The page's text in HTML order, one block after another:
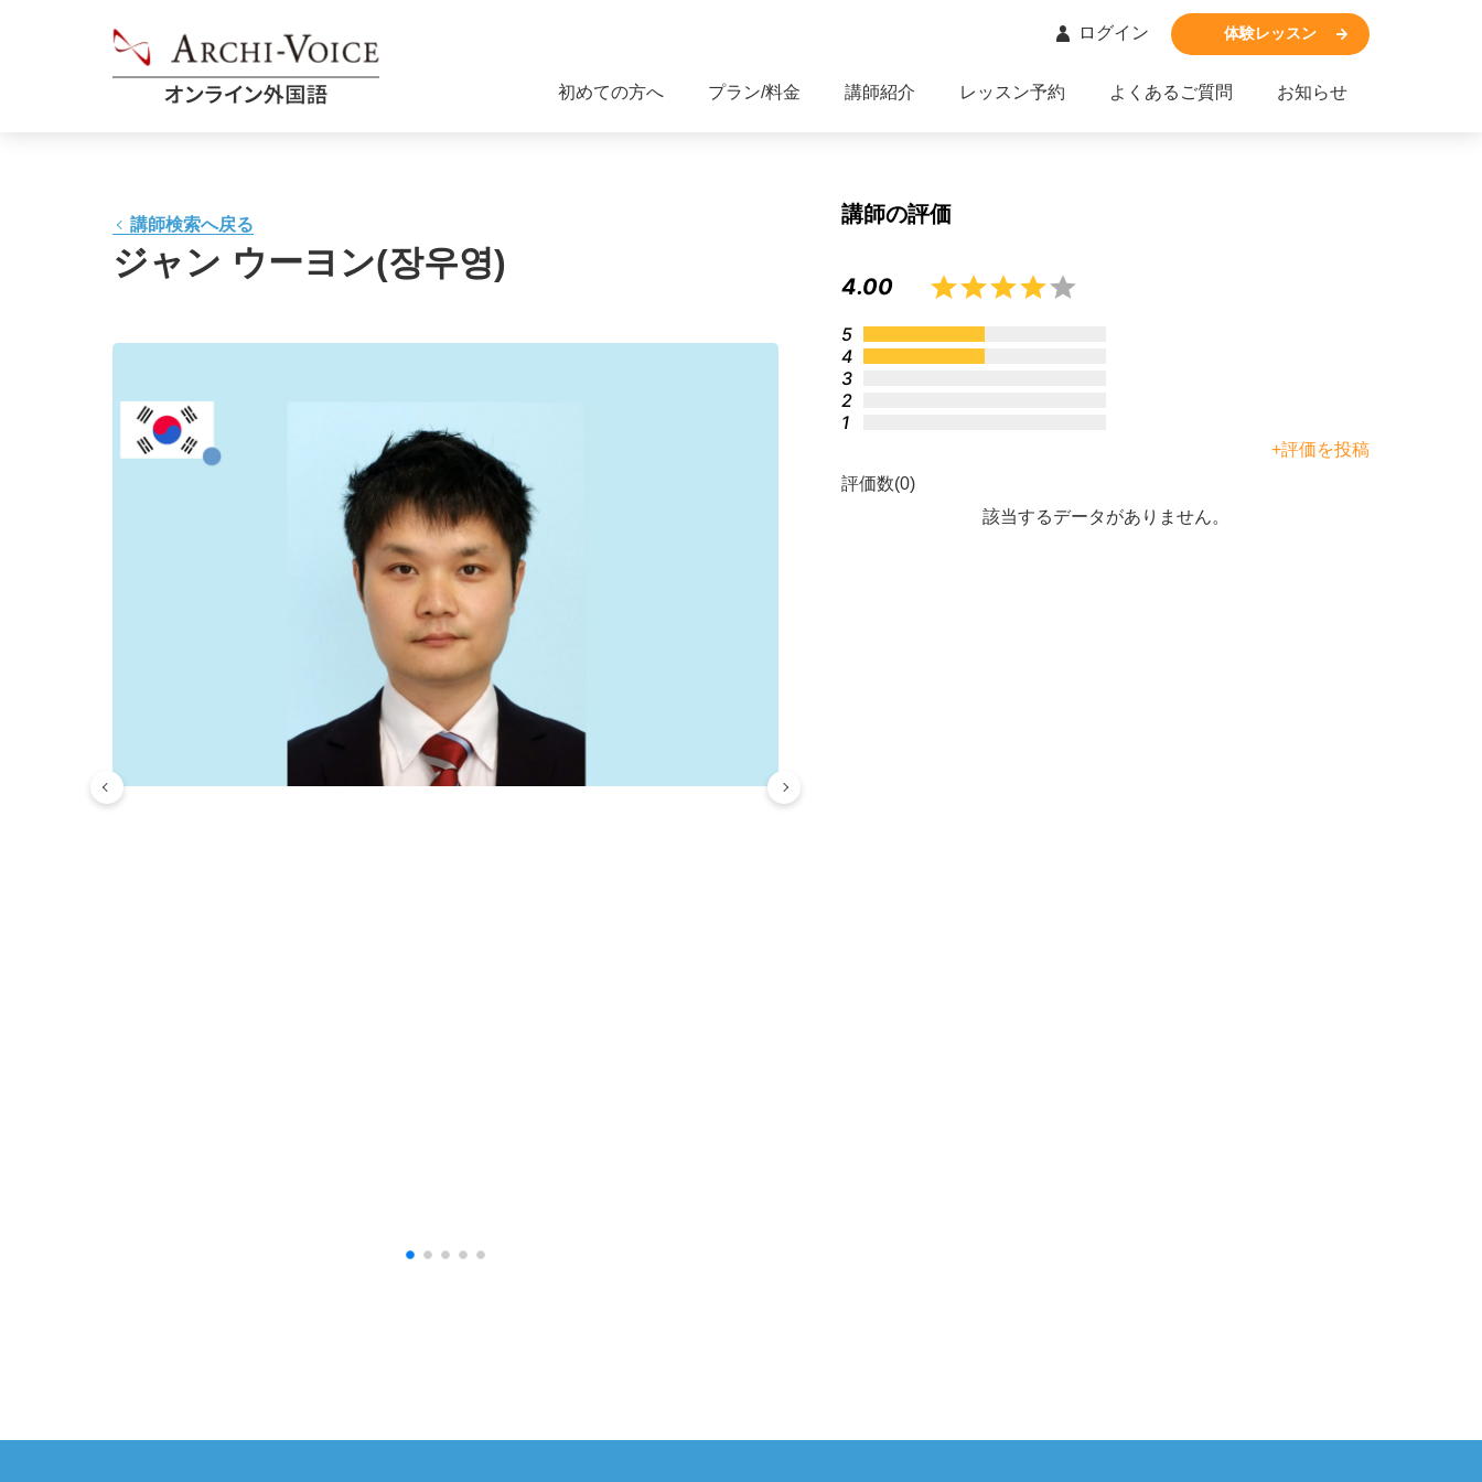
ログイン 体験レッスン
初めての方へ プラン/料金 講師紹介 レッスン予約 よくあるご質問 お知らせ
講師検索へ戻る
ジャン ウーヨン(장우영)
講師の評価
4.00
5
4
3
2
1
+評価を投稿
評価数(0)
該当するデータがありません。